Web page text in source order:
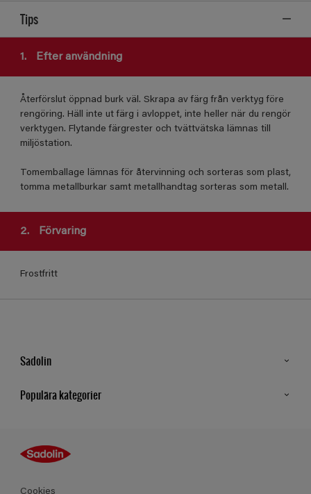
Tips
1. Efter användning
Återförslut öppnad burk väl. Skrapa av färg från verktyg före
rengöring. Häll inte ut färg i avloppet, inte heller när du rengör
verktygen. Flytande färgrester och tvättvätska lämnas till
miljöstation.
Tomemballage lämnas för återvinning och sorteras som plast,
tomma metallburkar samt metallhandtag sorteras som metall.
2. Förvaring
Frostfritt
Sadolin
Populära kategorier
Kulörer
Produkter
Cookies